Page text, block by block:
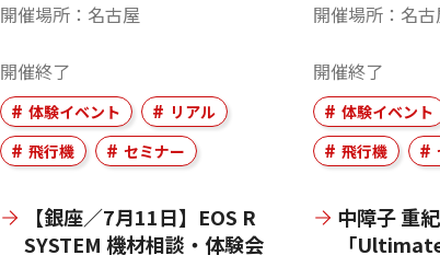
開催場所
名古屋
開催終了
体験イベント
リアル
飛行機
セミナー
開催場所
名古
開催終了
体験イベント
飛行機
【銀座／7月11日】EOS R
SYSTEM 機材相談・体験会
中障子 重
「Ultimate